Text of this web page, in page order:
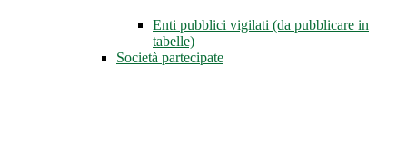
Enti pubblici vigilati (da pubblicare in
tabelle)
Società partecipate